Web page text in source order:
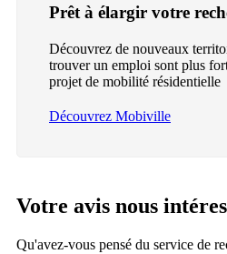
Prêt à élargir votre
Découvrez de nouveaux
trouver un emploi sont plus
projet de mobilité résidentielle
Découvrez Mobiville
Votre avis nous
Qu'avez-vous pensé du service de